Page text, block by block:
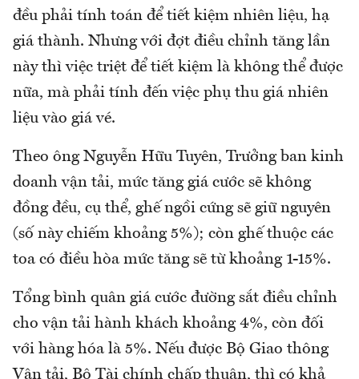
đều phải tính toán để tiết kiệm nhiên liệu, hạ
giá thành. Nhưng với đợt điều chỉnh tăng lần
này thì việc triệt để tiết kiệm là không thể được
nữa, mà phải tính đến việc phụ thu giá nhiên
liệu vào giá vé.
Theo ông Nguyễn Hữu Tuyên, Trưởng ban kinh
doanh vận tải, mức tăng giá cước sẽ không
đồng đều, cụ thể, ghế ngồi cứng sẽ giữ nguyên
(số này chiếm khoảng 5%); còn ghế thuộc các
toa có điều hòa mức tăng sẽ từ khoảng 1-15%.
Tổng bình quân giá cước đường sắt điều chỉnh
cho vận tải hành khách khoảng 4%, còn đối
với hàng hóa là 5%. Nếu được Bộ Giao thông
Vận tải, Bộ Tài chính chấp thuận, thì có khả